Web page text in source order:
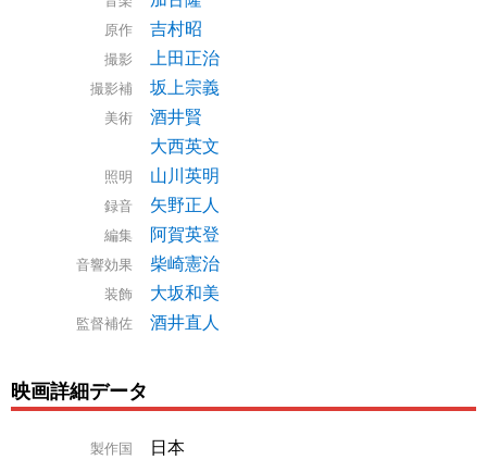
原作 吉村昭
撮影 上田正治
撮影補 坂上宗義
美術
酒井賢
大西英文
照明 山川英明
録音 矢野正人
編集 阿賀英登
音響効果 柴崎憲治
装飾 大坂和美
監督補佐 酒井直人
映画詳細データ
製作国 日本